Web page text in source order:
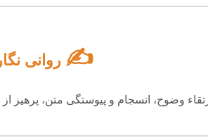
✍️ روانی
وضوح، انسجام و پیوستگی متن، پرهیز از